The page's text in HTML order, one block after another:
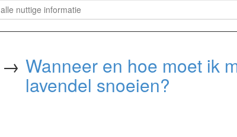
→ Wanneer en hoe moet ik
lavendel snoeien?